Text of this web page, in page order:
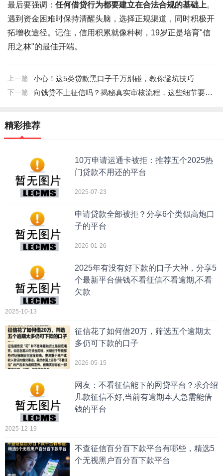
最后要强调： 任何借贷行为都要建立在合法合规的基础上。
遇到资金困难时保持清醒头脑，选择正规渠道，同时积极开
拓增收途径。记住，信用积累就像种树，19岁正是培育"信
用之林"的最佳开端。
上一篇 小心！这5类贷款黑口子千万别碰，教你避坑技巧
下一篇 向钱贷不上征信吗？揭秘真实审核流程，这些细节要注意！
精彩推荐
10万申请运通卡被拒：推荐五个2025热
门贷款不用还的平台
2025-07-23
申请贷款全部被拒？分享6个类似高炮口
子的平台
2026-01-26
2025年有没有好下款的口子大神，分享5
个最新平台借钱不看征信不看逾期,不看
欠款
2025-10-13
征信花了如何借20万，筛选五个逾期太
多仍可下款的口子
2026-05-15
网友：不看征信能下的网贷平台？求介绍
几款征信不好,当前有逾期本人急需能借
钱的平台
2025-12-19
不查征信百分百下款平台有哪些，精选5
个无视黑户百分百下款平台